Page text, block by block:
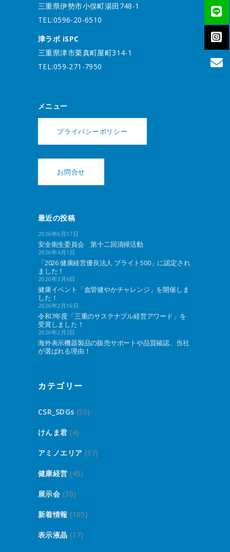
三重県伊勢市小俣町湯田748-1
TEL:0596-20-6510
津ラボ iSPC
三重県津市栗真町屋町314-1
TEL:059-271-7950
メニュー
プライバシーポリシー
お問合せ
最近の投稿
2026年6月17日
安全衛生委員会 第十二回清掃活動
2026年4月1日
「2026 健康経営優良法人 ブライト500」に認定され
ました！
2026年3月6日
健康イベント「血管健やかチャレンジ」を開催しま
した！
2026年2月16日
令和7年度「三重のサステナブル経営アワード」を
受賞しました！
2026年2月2日
海外表示機器製品の販売サポートや品質確認、当社
が選ばれる理由！
カテゴリー
CSR_SDGs (55)
けんま君 (4)
アミノエリア (37)
健康経営 (45)
展示会 (30)
新着情報 (165)
表示液晶 (17)